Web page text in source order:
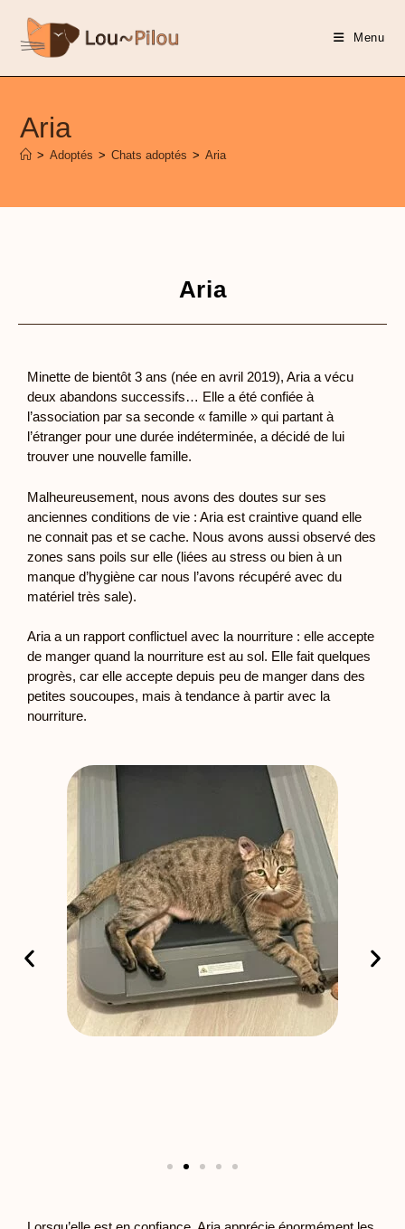
Menu
Aria
> Adoptés > Chats adoptés > Aria
Aria
Minette de bientôt 3 ans (née en avril 2019), Aria a vécu
deux abandons successifs… Elle a été confiée à
l’association par sa seconde « famille » qui partant à
l’étranger pour une durée indéterminée, a décidé de lui
trouver une nouvelle famille.
Malheureusement, nous avons des doutes sur ses
anciennes conditions de vie : Aria est craintive quand elle
ne connait pas et se cache. Nous avons aussi observé des
zones sans poils sur elle (liées au stress ou bien à un
manque d’hygiène car nous l’avons récupéré avec du
matériel très sale).
Aria a un rapport conflictuel avec la nourriture : elle accepte
de manger quand la nourriture est au sol. Elle fait quelques
progrès, car elle accepte depuis peu de manger dans des
petites soucoupes, mais à tendance à partir avec la
nourriture.